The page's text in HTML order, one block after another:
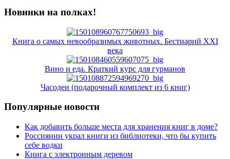
Новинки на полках!
Книга о самых невообразимых животных. Бестиарий XXI
века
Вино и еда. Краткий курс для гурманов
Часодеи (подарочный комплект из 6 книг)
Популярные новости
Как добавить больше места для хранения книг в доме?
Россиянин украл книги из библиотеки, что бы купить
себе водки
Книга с электронным деревом